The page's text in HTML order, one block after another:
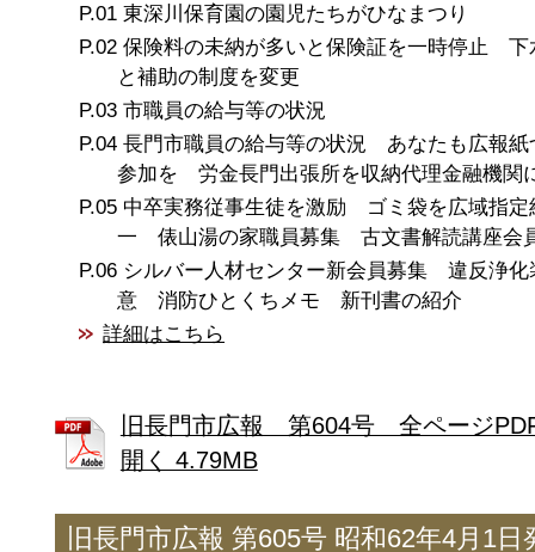
東深川保育園の園児たちがひなまつり
保険料の未納が多いと保険証を一時停止 下
と補助の制度を変更
市職員の給与等の状況
長門市職員の給与等の状況 あなたも広報紙
参加を 労金長門出張所を収納代理金融機関
中卒実務従事生徒を激励 ゴミ袋を広域指定
一 俵山湯の家職員募集 古文書解読講座会
シルバー人材センター新会員募集 違反浄化
意 消防ひとくちメモ 新刊書の紹介
詳細はこちら
旧長門市広報 第604号 全ページ
開く 4.79MB
旧長門市広報 第605号 昭和62年4月1日